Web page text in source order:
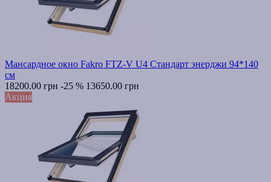
Мансардное окно Fakro FTZ-V U4 Стандарт энерджи 94*140
см
18200.00 грн -25 % 13650.00 грн
Акция